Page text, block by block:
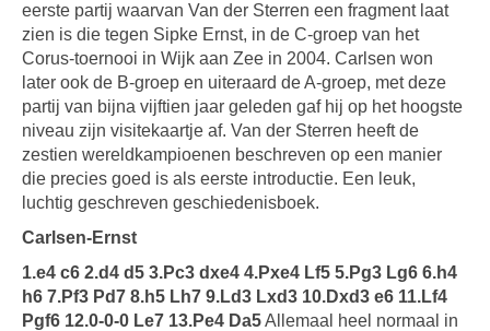
eerste partij waarvan Van der Sterren een fragment laat
zien is die tegen Sipke Ernst, in de C-groep van het
Corus-toernooi in Wijk aan Zee in 2004. Carlsen won
later ook de B-groep en uiteraard de A-groep, met deze
partij van bijna vijftien jaar geleden gaf hij op het hoogste
niveau zijn visitekaartje af. Van der Sterren heeft de
zestien wereldkampioenen beschreven op een manier
die precies goed is als eerste introductie. Een leuk,
luchtig geschreven geschiedenisboek.
Carlsen-Ernst
1.e4 c6 2.d4 d5 3.Pc3 dxe4 4.Pxe4 Lf5 5.Pg3 Lg6 6.h4
h6 7.Pf3 Pd7 8.h5 Lh7 9.Ld3 Lxd3 10.Dxd3 e6 11.Lf4
Pgf6 12.0-0-0 Le7 13.Pe4 Da5Allemaal heel normaal in